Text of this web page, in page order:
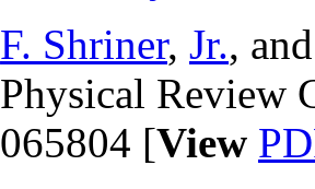
F. Shriner, Jr.,
Physical Review
065804 [View